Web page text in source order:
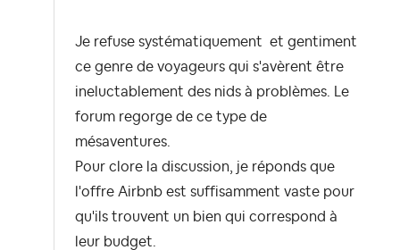
Je refuse systématiquement et gentiment
ce genre de voyageurs qui s'avèrent être
ineluctablement des nids à problèmes. Le
forum regorge de ce type de
mésaventures.
Pour clore la discussion, je réponds que
l'offre Airbnb est suffisamment vaste pour
qu'ils trouvent un bien qui correspond à
leur budget.